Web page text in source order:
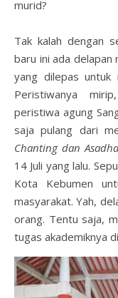
murid?
Tak kalah dengan
baru ini ada delapan
yang dilepas untuk
Peristiwanya
peristiwa agung
saja pulang dari
Chanting dan
14 Juli yang lalu.
Kota Kebumen
masyarakat. Yah,
orang. Tentu saja,
tugas akademiknya